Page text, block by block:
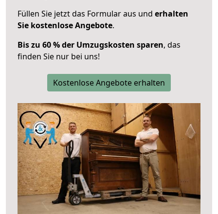
Füllen Sie jetzt das Formular aus und erhalten
Sie kostenlose Angebote.
Bis zu 60 % der Umzugskosten sparen, das
finden Sie nur bei uns!
Kostenlose Angebote erhalten